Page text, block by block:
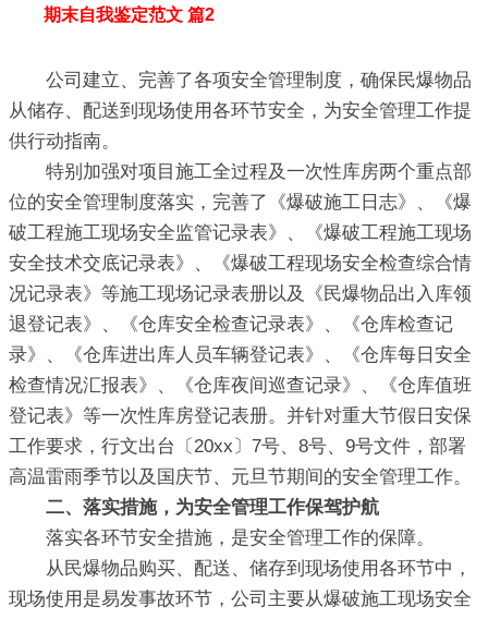
期末自我鉴定范文 篇2
公司建立、完善了各项安全管理制度，确保民爆物品
从储存、配送到现场使用各环节安全，为安全管理工作提
供行动指南。
特别加强对项目施工全过程及一次性库房两个重点部
位的安全管理制度落实，完善了《爆破施工日志》、《爆
破工程施工现场安全监管记录表》、《爆破工程施工现场
安全技术交底记录表》、《爆破工程现场安全检查综合情
况记录表》等施工现场记录表册以及《民爆物品出入库领
退登记表》、《仓库安全检查记录表》、《仓库检查记
录》、《仓库进出库人员车辆登记表》、《仓库每日安全
检查情况汇报表》、《仓库夜间巡查记录》、《仓库值班
登记表》等一次性库房登记表册。并针对重大节假日安保
工作要求，行文出台〔20xx〕7号、8号、9号文件，部署
高温雷雨季节以及国庆节、元旦节期间的安全管理工作。
二、落实措施，为安全管理工作保驾护航
落实各环节安全措施，是安全管理工作的保障。
从民爆物品购买、配送、储存到现场使用各环节中，
现场使用是易发事故环节，公司主要从爆破施工现场安全